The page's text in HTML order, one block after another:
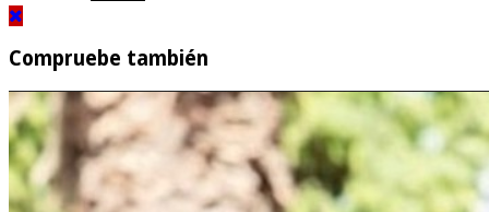
Compruebe también